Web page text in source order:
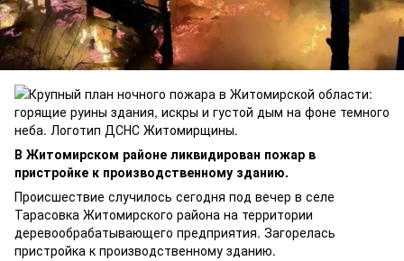
В Житомирском районе ликвидирован пожар в
пристройке к производственному зданию.
Происшествие случилось сегодня под вечер в селе
Тарасовка Житомирского района на территории
деревообрабатывающего предприятия. Загорелась
пристройка к производственному зданию.